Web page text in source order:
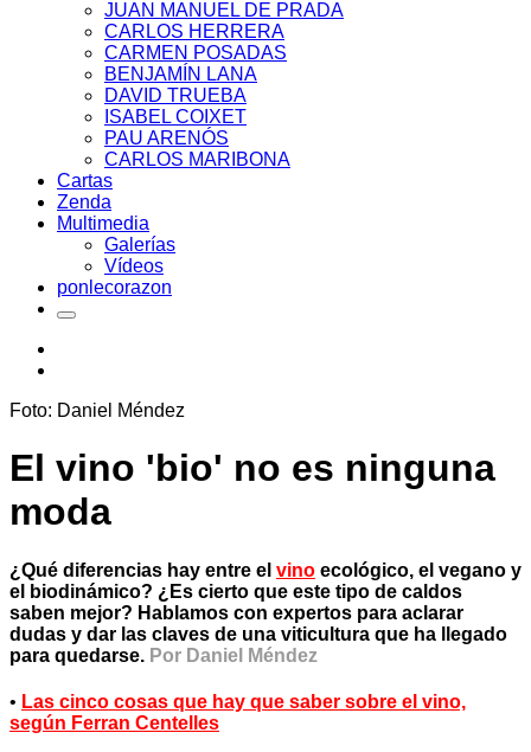
JUAN MANUEL DE PRADA
CARLOS HERRERA
CARMEN POSADAS
BENJAMÍN LANA
DAVID TRUEBA
ISABEL COIXET
PAU ARENÓS
CARLOS MARIBONA
Cartas
Zenda
Multimedia
Galerías
Vídeos
ponlecorazon
Foto: Daniel Méndez
El vino 'bio' no es ninguna
moda
¿Qué diferencias hay entre el vino ecológico, el vegano y
el biodinámico? ¿Es cierto que este tipo de caldos
saben mejor? Hablamos con expertos para aclarar
dudas y dar las claves de una viticultura que ha llegado
para quedarse. Por Daniel Méndez
• Las cinco cosas que hay que saber sobre el vino,
según Ferran Centelles